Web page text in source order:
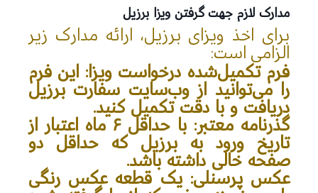
مدارک لازم جهت گرفتن ویزا برزیل
برای اخذ ویزای برزیل، ارائه مدارک زیر
الزامی است:
فرم تکمیل‌شده درخواست ویزا: این فرم
را می‌توانید از وب‌سایت سفارت برزیل
دریافت و با دقت تکمیل کنید.
گذرنامه معتبر : با حداقل ۶ ماه اعتبار از
تاریخ ورود به برزیل که حداقل دو
صفحه خالی داشته باشد.
عکس پرسنلی: یک قطعه عکس رنگی